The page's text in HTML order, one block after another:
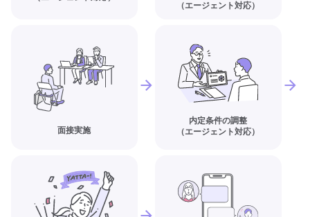
（エージェント対応）
面接実施
内定条件の調整
（エージェント対応）